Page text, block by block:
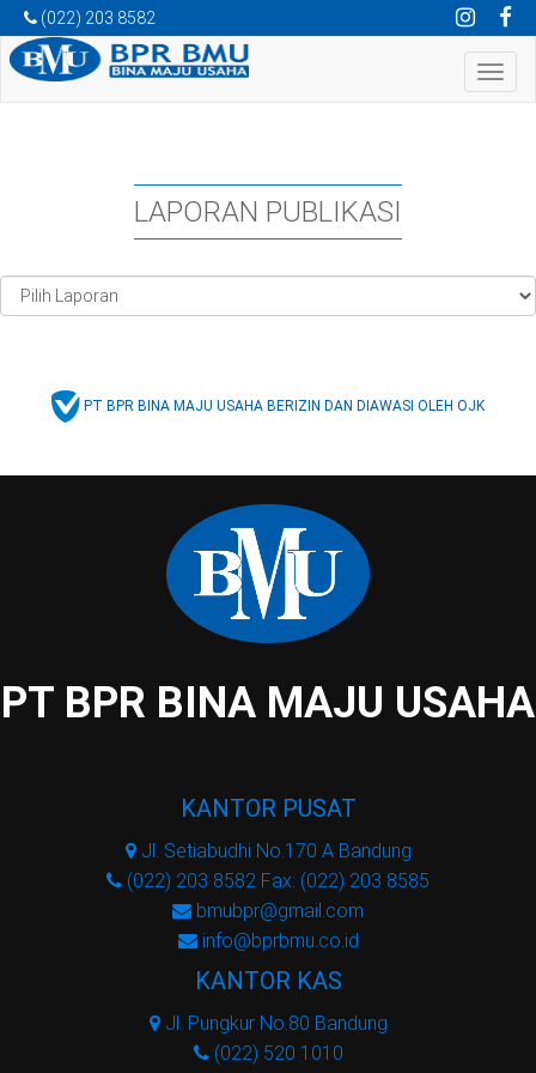
(022) 203 8582
Toggle
LAPORAN PUBLIKASI
PT BPR BINA MAJU USAHA BERIZIN DAN DIAWASI OLEH OJK
PT BPR BINA MAJU USAHA
KANTOR PUSAT
Jl. Setiabudhi No.170 A Bandung
(022) 203 8582 Fax: (022) 203 8585
bmubpr@gmail.com
info@bprbmu.co.id
KANTOR KAS
Jl. Pungkur No.80 Bandung
(022) 520 1010